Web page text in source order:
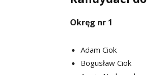
Okręg nr 1
Adam Ciok
Bogusław Ciok